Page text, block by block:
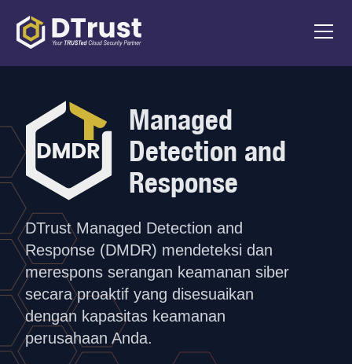
Managed
Detection and
Response
DTrust Managed Detection and
Response (DMDR) mendeteksi dan
merespons serangan keamanan siber
secara proaktif yang disesuaikan
dengan kapasitas keamanan
perusahaan Anda.